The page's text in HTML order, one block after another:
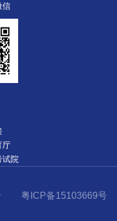
信
厅
试院
粤ICP备15103669号